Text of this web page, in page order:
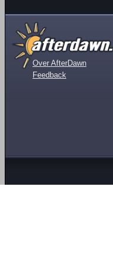
Over AfterDawn
Feedback